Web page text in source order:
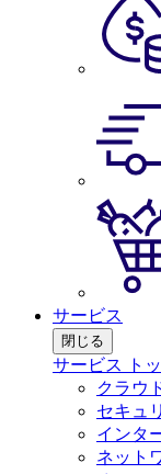
サービス
閉じる
サービス ト
クラウ
セキュ
インタ
ネット